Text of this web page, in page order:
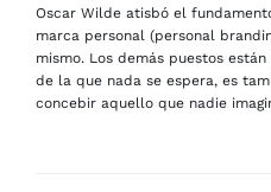
Oscar Wilde atisbó el
marca personal (personal
mismo. Los demás puestos están
de la que nada se espera, es
concebir aquello que nadie